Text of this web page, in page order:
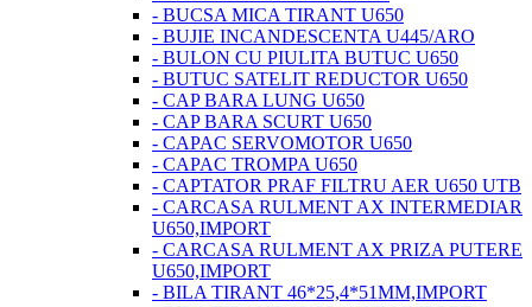
- BUCSA MICA TIRANT U650
- BUJIE INCANDESCENTA U445/ARO
- BULON CU PIULITA BUTUC U650
- BUTUC SATELIT REDUCTOR U650
- CAP BARA LUNG U650
- CAP BARA SCURT U650
- CAPAC SERVOMOTOR U650
- CAPAC TROMPA U650
- CAPTATOR PRAF FILTRU AER U650 UTB
- CARCASA RULMENT AX INTERMEDIAR
U650,IMPORT
- CARCASA RULMENT AX PRIZA PUTERE
U650,IMPORT
- BILA TIRANT 46*25,4*51MM,IMPORT